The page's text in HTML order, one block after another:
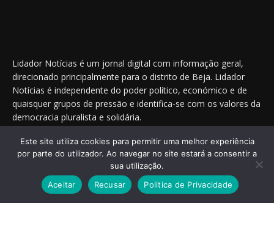
Lidador Notícias é um jornal digital com informação geral,
direcionado principalmente para o distrito de Beja. Lidador
Notícias é independente do poder político, económico e de
quaisquer grupos de pressão e identifica-se com os valores da
democracia pluralista e solidária.
Saiba onde nos encontrar nas redes sociais
Este site utiliza cookies para permitir uma melhor experiência
por parte do utilizador. Ao navegar no site estará a consentir a
sua utilização.
Aceitar
Recusar Politica de Privacidade